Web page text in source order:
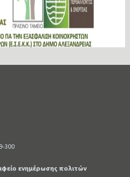
300
ενημέρωσης πολιτών